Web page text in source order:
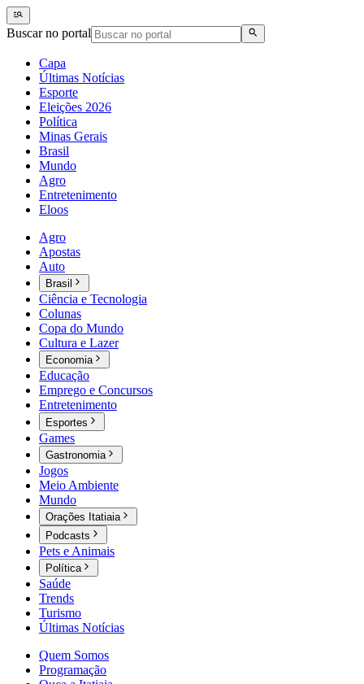
Buscar no portal
Capa
Últimas Notícias
Esporte
Eleições 2026
Política
Minas Gerais
Brasil
Mundo
Agro
Entretenimento
Eloos
Agro
Apostas
Auto
Brasil
Ciência e Tecnologia
Colunas
Copa do Mundo
Cultura e Lazer
Economia
Educação
Emprego e Concursos
Entretenimento
Esportes
Games
Gastronomia
Jogos
Meio Ambiente
Mundo
Orações Itatiaia
Podcasts
Pets e Animais
Política
Saúde
Trends
Turismo
Últimas Notícias
Quem Somos
Programação